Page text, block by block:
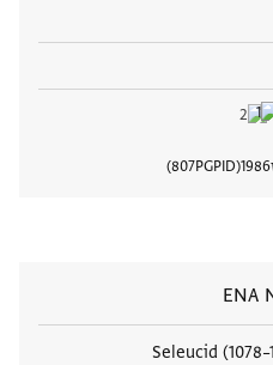
1986
PGPID
807
ENA